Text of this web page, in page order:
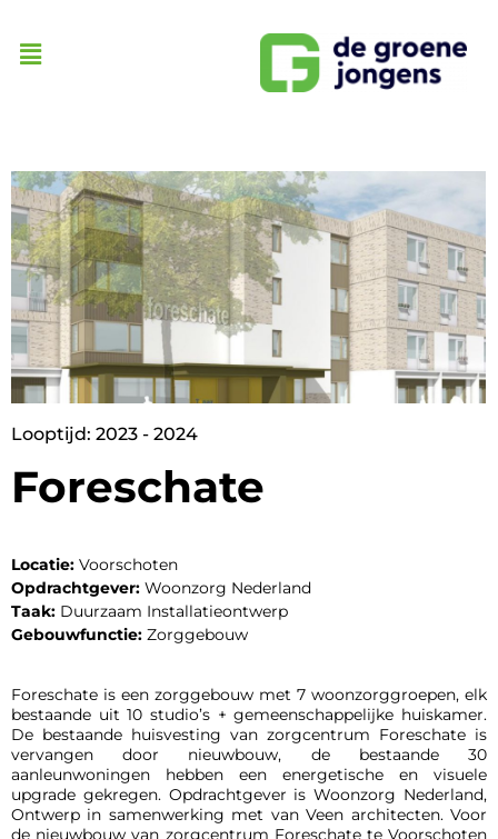
Looptijd: 2023 - 2024
Foreschate
Locatie: Voorschoten
Opdrachtgever: Woonzorg Nederland
Taak: Duurzaam Installatieontwerp
Gebouwfunctie: Zorggebouw
Foreschate is een zorggebouw met 7 woonzorggroepen, elk
bestaande uit 10 studio’s + gemeenschappelijke huiskamer.
De bestaande huisvesting van zorgcentrum Foreschate is
vervangen door nieuwbouw, de bestaande 30
aanleunwoningen hebben een energetische en visuele
upgrade gekregen. Opdrachtgever is Woonzorg Nederland,
Ontwerp in samenwerking met van Veen architecten. Voor
de nieuwbouw van zorgcentrum Foreschate te Voorschoten